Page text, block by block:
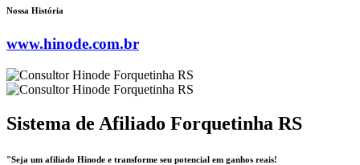
Nossa História
www.hinode.com.br
Sistema de Afiliado Forquetinha RS
"Seja um afiliado Hinode e transforme seu potencial em ganhos reais!